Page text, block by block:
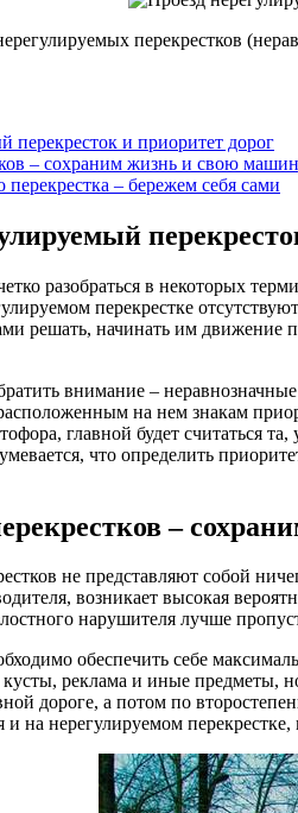
перекрестков
и приоритет дорог
– сохраним жизнь и свою
– бережем себя сами
разобраться в некоторых
перекрестке
решать, начинать им движение
внимание –
на нем знакам
главной будет считаться
что определить
–
не представляют собой
возникает высокая
нарушителя лучше
обеспечить себе
реклама и иные предметы,
дороге, а потом по
на нерегулируемом перекрестке,